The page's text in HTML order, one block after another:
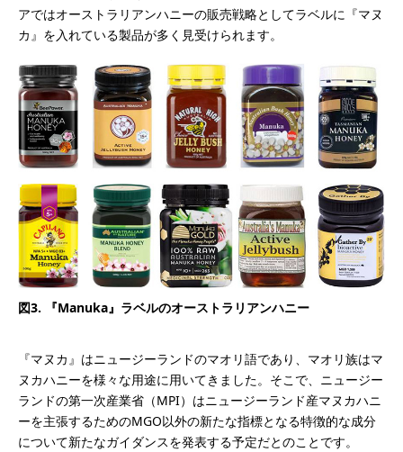
アではオーストラリアンハニーの販売戦略としてラベルに『マヌ
カ』を入れている製品が多く見受けられます。
図3. 『Manuka』ラベルのオーストラリアンハニー
『マヌカ』はニュージーランドのマオリ語であり、マオリ族はマ
ヌカハニーを様々な用途に用いてきました。そこで、ニュージー
ランドの第一次産業省（MPI）はニュージーランド産マヌカハニ
ーを主張するためのMGO以外の新たな指標となる特徴的な成分
について新たなガイダンスを発表する予定だとのことです。